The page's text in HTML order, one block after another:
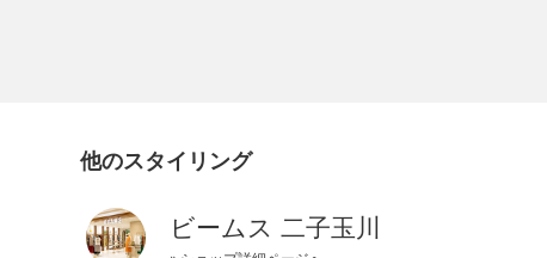
他のスタイリング
ビームス 二子玉川